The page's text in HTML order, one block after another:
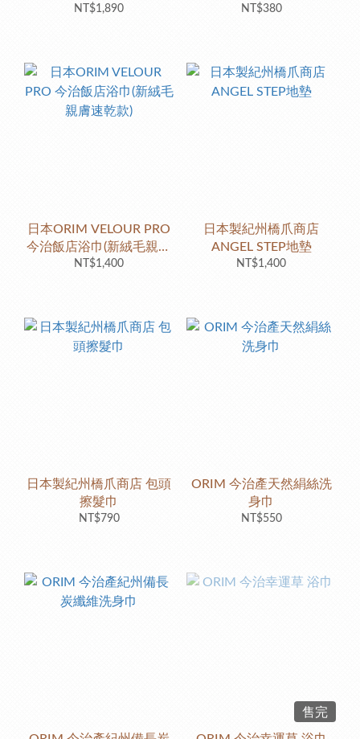
NT$1,890 NT$380
日本ORIM VELOUR PRO
今治飯店浴巾(新絨毛親膚
速乾款)
NT$1,400
日本製紀州橋爪商店
ANGEL STEP地墊
NT$1,400
日本製紀州橋爪商店 包頭
擦髮巾
NT$790
ORIM 今治產天然絹絲洗
身巾
NT$550
售完